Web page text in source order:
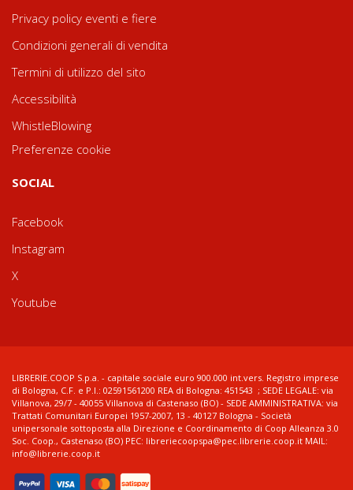
Privacy policy eventi e fiere
Condizioni generali di vendita
Termini di utilizzo del sito
Accessibilità
WhistleBlowing
Preferenze cookie
SOCIAL
Facebook
Instagram
X
Youtube
LIBRERIE.COOP S.p.a. - capitale sociale euro 900.000 int.vers. Registro imprese
di Bologna, C.F. e P.I.: 02591561200 REA di Bologna: 451543 ; SEDE LEGALE: via
Villanova, 29/7 - 40055 Villanova di Castenaso (BO) - SEDE AMMINISTRATIVA: via
Trattati Comunitari Europei 1957-2007, 13 - 40127 Bologna - Società
unipersonale sottoposta alla Direzione e Coordinamento di Coop Alleanza 3.0
Soc. Coop., Castenaso (BO) PEC: libreriecoopspa@pec.librerie.coop.it MAIL:
info@librerie.coop.it